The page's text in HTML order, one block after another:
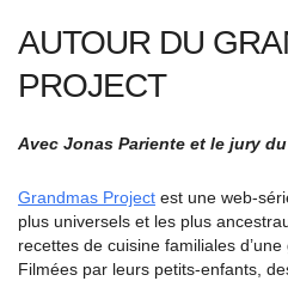
AUTOUR DU
PROJECT
Avec Jonas Pariente et le jury
Grandmas Project est une web-
plus universels et les plus
recettes de cuisine familiales
Filmées par leurs petits-enfants,